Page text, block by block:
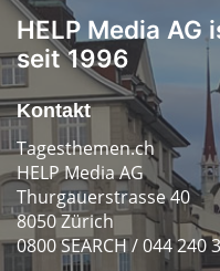
HELP Media
seit 1996
Kontakt
Tagesthemen.ch
HELP Media AG
Thurgauerstrasse 40
8050 Zürich
0800 SEARCH / 044 240